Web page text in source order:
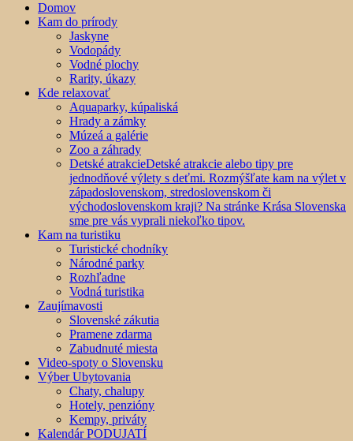
Domov
Kam do prírody
Jaskyne
Vodopády
Vodné plochy
Rarity, úkazy
Kde relaxovať
Aquaparky, kúpaliská
Hrady a zámky
Múzeá a galérie
Zoo a záhrady
Detské atrakcieDetské atrakcie alebo tipy pre
jednodňové výlety s deťmi. Rozmýšľate kam na výlet v
západoslovenskom, stredoslovenskom či
východoslovenskom kraji? Na stránke Krása Slovenska
sme pre vás vyprali niekoľko tipov.
Kam na turistiku
Turistické chodníky
Národné parky
Rozhľadne
Vodná turistika
Zaujímavosti
Slovenské zákutia
Pramene zdarma
Zabudnuté miesta
Video-spoty o Slovensku
Výber Ubytovania
Chaty, chalupy
Hotely, penzióny
Kempy, priváty
Kalendár PODUJATÍ